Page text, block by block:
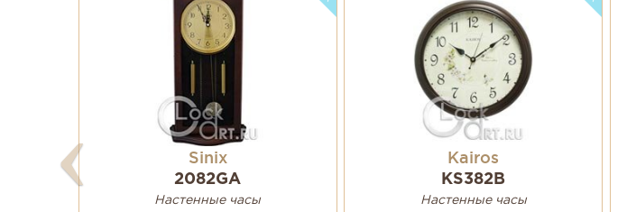
Sinix
2082GA
Настенные часы
Kairos
KS382B
Настенные часы